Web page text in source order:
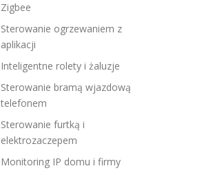
Zigbee
Sterowanie ogrzewaniem z
aplikacji
Inteligentne rolety i żaluzje
Sterowanie bramą wjazdową
telefonem
Sterowanie furtką i
elektrozaczepem
Monitoring IP domu i firmy